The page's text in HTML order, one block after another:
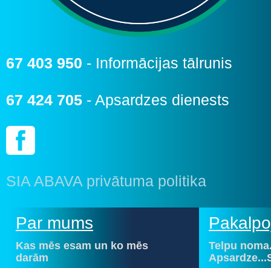
67 403 950 - Informācijas tālrunis
67 424 705 - Apsardzes dienests
SIA ABAVA privātuma politika
Par mums
Kas mēs esam un ko mēs
darām
Telpu